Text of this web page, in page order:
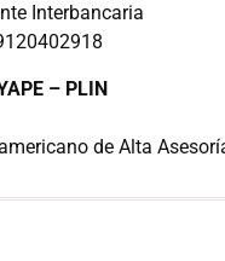
Interbancaria
– PLIN
de Alta